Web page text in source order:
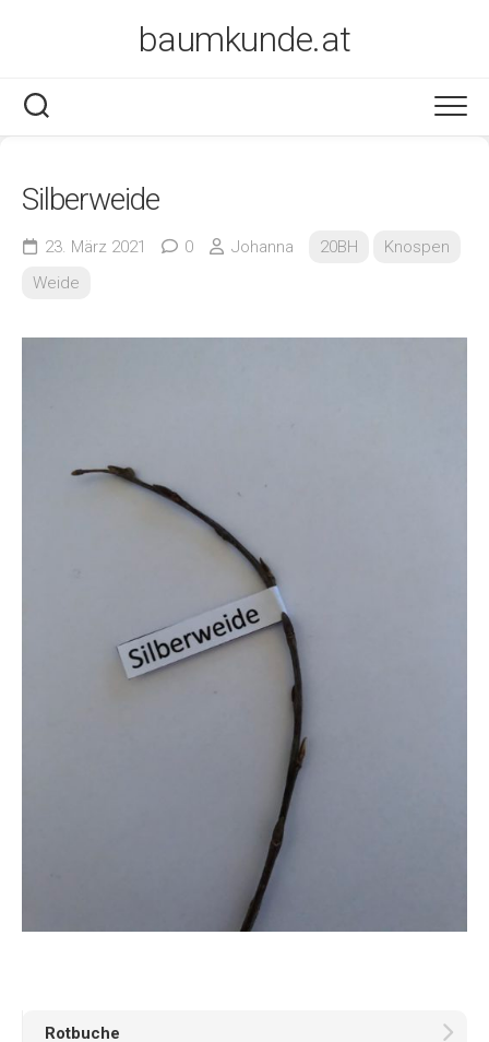
baumkunde.at
Silberweide
23. März 2021 0 Johanna 20BH
Knospen
Weide
Rotbuche